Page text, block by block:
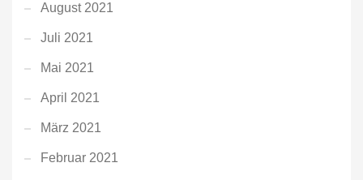
August 2021
Juli 2021
Mai 2021
April 2021
März 2021
Februar 2021